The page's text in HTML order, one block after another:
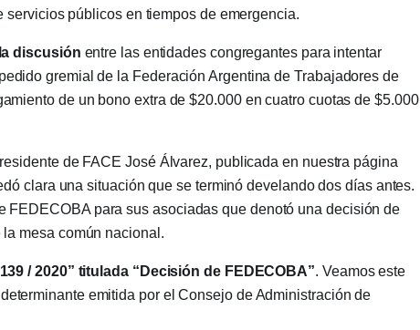
servicios públicos en tiempos de emergencia.
discusión entre las entidades congregantes para intentar
gremial de la Federación Argentina de Trabajadores de
de un bono extra de $20.000 en cuatro cuotas de $5.000
de FACE José Álvarez, publicada en nuestra página
clara una situación que se terminó develando dos días antes.
FEDECOBA para sus asociadas que denotó una decisión de
mesa común nacional.
/ 2020” titulada “Decisión de FEDECOBA”. Veamos este
emitida por el Consejo de Administración de